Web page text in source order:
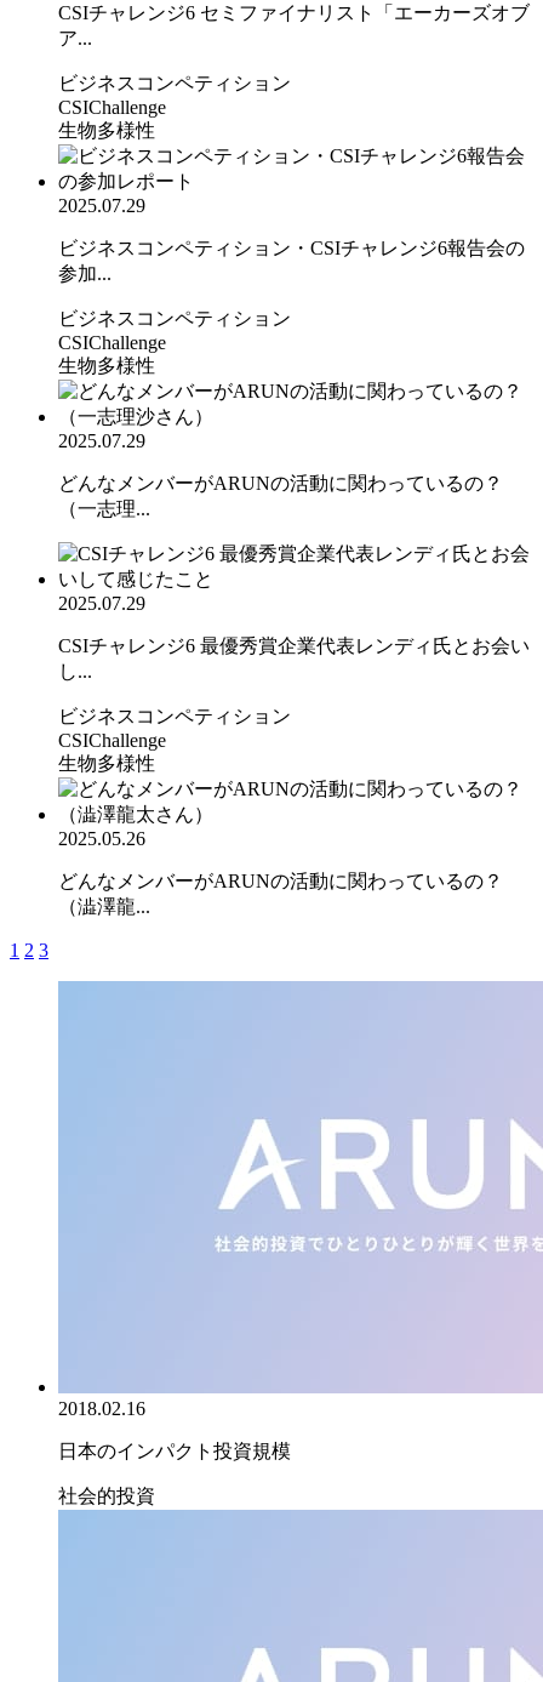
CSIチャレンジ6 セミファイナリスト「エーカーズオブ
ア...
ビジネスコンペティション
CSIChallenge
生物多様性
2025.07.29
ビジネスコンペティション・CSIチャレンジ6報告会の
参加...
ビジネスコンペティション
CSIChallenge
生物多様性
2025.07.29
どんなメンバーがARUNの活動に関わっているの？
（一志理...
2025.07.29
CSIチャレンジ6 最優秀賞企業代表レンディ氏とお会い
し...
ビジネスコンペティション
CSIChallenge
生物多様性
2025.05.26
どんなメンバーがARUNの活動に関わっているの？
（澁澤龍...
1 2 3
2018.02.16
日本のインパクト投資規模
社会的投資